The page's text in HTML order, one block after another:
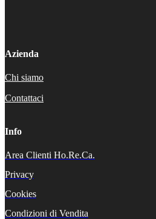
Azienda
Chi siamo
Contattaci
Info
Area Clienti Ho.Re.Ca.
Privacy
Cookies
Condizioni di Vendita